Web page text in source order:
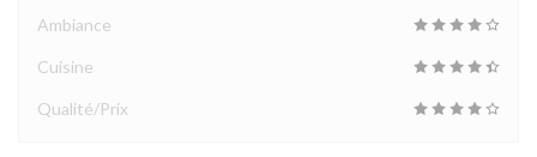
Ambiance
Cuisine
Qualité/Prix